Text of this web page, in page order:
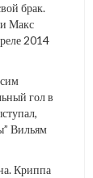
брак.
и Макс
2014
гол в
Вильям
Криппа